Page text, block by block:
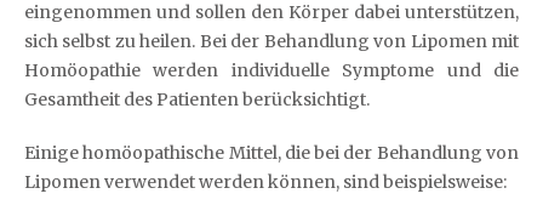
eingenommen und sollen den Körper dabei unterstützen,
sich selbst zu heilen. Bei der Behandlung von Lipomen mit
Homöopathie werden individuelle Symptome und die
Gesamtheit des Patienten berücksichtigt.
Einige homöopathische Mittel, die bei der Behandlung von
Lipomen verwendet werden können, sind beispielsweise: